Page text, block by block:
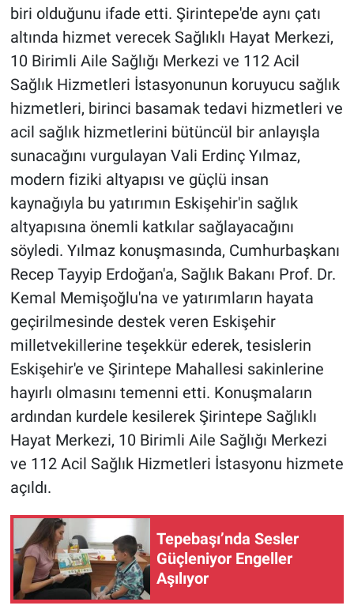
biri olduğunu ifade etti. Şirintepe'de aynı çatı
altında hizmet verecek Sağlıklı Hayat Merkezi,
10 Birimli Aile Sağlığı Merkezi ve 112 Acil
Sağlık Hizmetleri İstasyonunun koruyucu sağlık
hizmetleri, birinci basamak tedavi hizmetleri ve
acil sağlık hizmetlerini bütüncül bir anlayışla
sunacağını vurgulayan Vali Erdinç Yılmaz,
modern fiziki altyapısı ve güçlü insan
kaynağıyla bu yatırımın Eskişehir'in sağlık
altyapısına önemli katkılar sağlayacağını
söyledi. Yılmaz konuşmasında, Cumhurbaşkanı
Recep Tayyip Erdoğan'a, Sağlık Bakanı Prof. Dr.
Kemal Memişoğlu'na ve yatırımların hayata
geçirilmesinde destek veren Eskişehir
milletvekillerine teşekkür ederek, tesislerin
Eskişehir'e ve Şirintepe Mahallesi sakinlerine
hayırlı olmasını temenni etti. Konuşmaların
ardından kurdele kesilerek Şirintepe Sağlıklı
Hayat Merkezi, 10 Birimli Aile Sağlığı Merkezi
ve 112 Acil Sağlık Hizmetleri İstasyonu hizmete
açıldı.
Tepebaşı’nda Sesler
Güçleniyor Engeller
Aşılıyor